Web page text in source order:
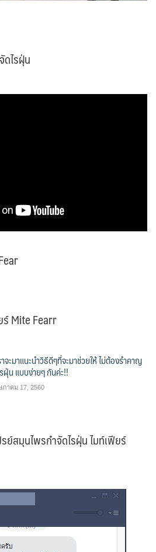
ดไรฝุ่น
ร์ Mite Fearr
จะมาแนะนำวิธีดีๆที่จะมาช่วยให้ ไม่ต้องรำคาญ
ฝุ่น แบบง่ายๆ กันค่ะ!!
ภาคม 17, 2560
ย์สมุนไพรกำจัดไรฝุ่น ไมท์เฟียร์